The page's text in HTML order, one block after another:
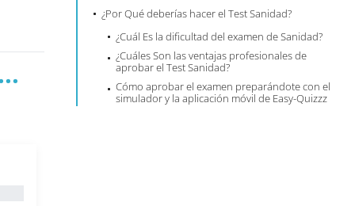
¿Por Qué deberías hacer el Test Sanidad?
¿Cuál Es la dificultad del examen de Sanidad?
¿Cuáles Son las ventajas profesionales de
aprobar el Test Sanidad?
Cómo aprobar el examen preparándote con el
simulador y la aplicación móvil de Easy-Quizzz